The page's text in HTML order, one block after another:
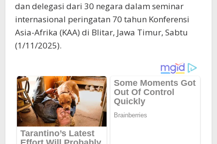
dan delegasi dari 30 negara dalam seminar
internasional peringatan 70 tahun Konferensi
Asia-Afrika (KAA) di Blitar, Jawa Timur, Sabtu
(1/11/2025).